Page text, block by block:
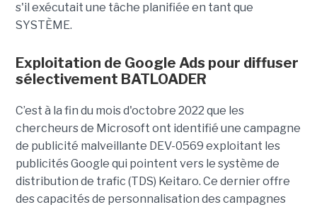
s'il exécutait une tâche planifiée en tant que
SYSTÈME.
Exploitation de Google Ads pour diffuser
sélectivement BATLOADER
C’est à la fin du mois d'octobre 2022 que les
chercheurs de Microsoft ont identifié une campagne
de publicité malveillante DEV-0569 exploitant les
publicités Google qui pointent vers le système de
distribution de trafic (TDS) Keitaro. Ce dernier offre
des capacités de personnalisation des campagnes